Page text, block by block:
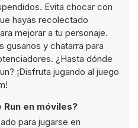
Evita chocar con
hayas recolectado
mejorar a tu personaje.
gusanos y chatarra para
¿Hasta dónde
¡Disfruta jugando al juego
Run en móviles?
para jugarse en